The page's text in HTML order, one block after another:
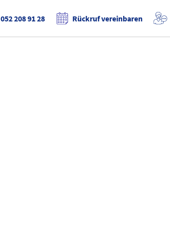
052 208 91 28 Rückruf vereinbaren